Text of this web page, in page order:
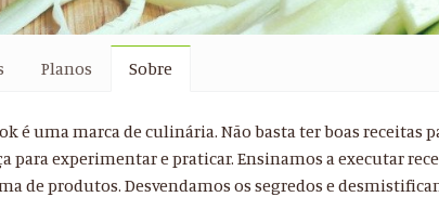
Planos Sobre
é uma marca de culinária. Não basta ter boas receitas
para experimentar e praticar. Ensinamos a executar
de produtos. Desvendamos os segredos e